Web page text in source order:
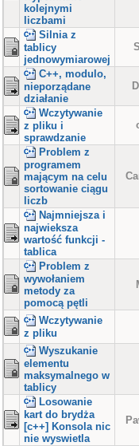
kolejnymi
liczbami
Silnia z
tablicy
jednowymiarowej
C++, modulo,
nieporządane
działanie
Wczytywanie
z pliku i
sprawdzanie
Problem z
programem
mającym na celu
sortowanie ciągu
liczb
Najmniejsza i
najwieksza
wartość funkcji -
tablica
Problem z
wywołaniem
metody za
pomocą pętli
Wczytywanie
z pliku
Wyszukanie
elementu
maksymalnego w
tablicy
Losowanie
kart do brydża
[c++] Konsola nic
nie wyswietla